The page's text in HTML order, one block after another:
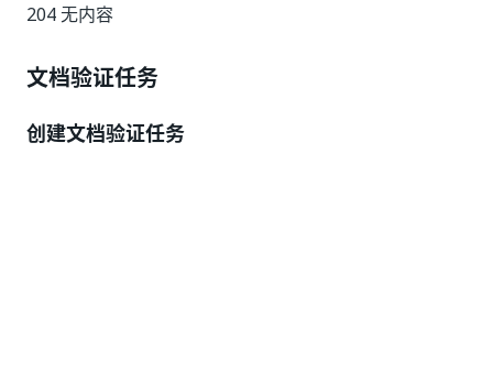
204 无内容
文档验证任务
创建文档验证任务